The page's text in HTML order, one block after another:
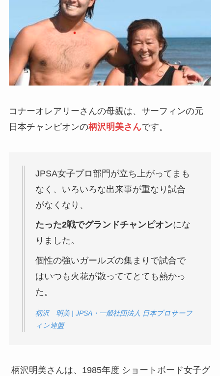
コナーオレアリーさんの母親は、サーフィンの元
日本チャンピオンの柄沢明美さんです。
JPSA女子プロ部門が立ち上がってまも
なく、いろいろな出来事が重なり試合
がなくなり、
たった2戦でグランドチャンピオンにな
りました。
個性の強いガールズの集まりで試合で
はいつも火花が散っててとても熱かっ
た。
柄沢 明美 | JPSA・一般社団法人 日本プロサーフ
ィン連盟
柄沢明美さんは、1985年度 ショートボード女子グ